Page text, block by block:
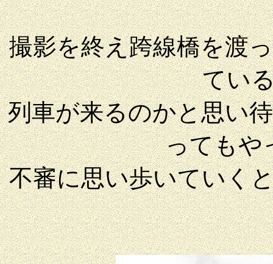
撮影を終え跨線橋を渡
てい
列車が来るのかと思い
ってもや
不審に思い歩いていく